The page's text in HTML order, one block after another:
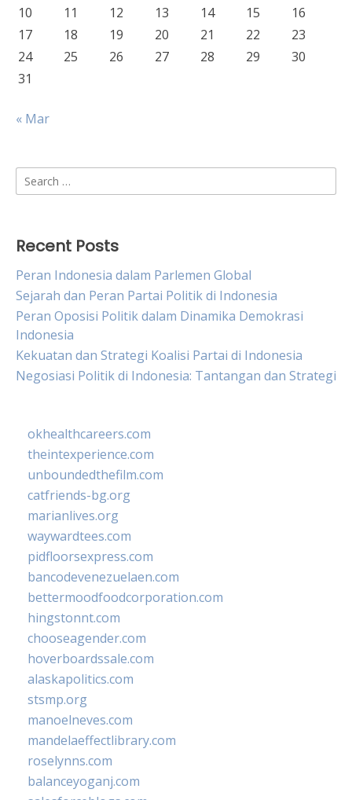
10
11 12 13 14 15
16
17
18 19 20 21 22
23
24
25 26 27 28 29
30
31
« Mar
Search
for:
Recent Posts
Peran Indonesia dalam Parlemen Global
Sejarah dan Peran Partai Politik di Indonesia
Peran Oposisi Politik dalam Dinamika Demokrasi
Indonesia
Kekuatan dan Strategi Koalisi Partai di Indonesia
Negosiasi Politik di Indonesia: Tantangan dan Strategi
okhealthcareers.com
theintexperience.com
unboundedthefilm.com
catfriends-bg.org
marianlives.org
waywardtees.com
pidfloorsexpress.com
bancodevenezuelaen.com
bettermoodfoodcorporation.com
hingstonnt.com
chooseagender.com
hoverboardssale.com
alaskapolitics.com
stsmp.org
manoelneves.com
mandelaeffectlibrary.com
roselynns.com
balanceyoganj.com